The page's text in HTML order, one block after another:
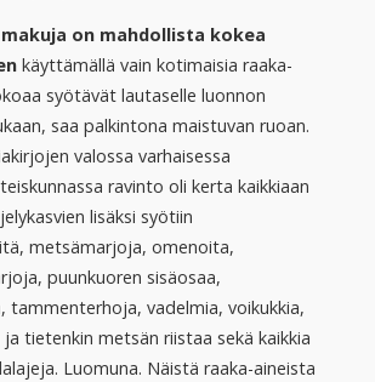
on mahdollista kokea
käyttämällä vain kotimaisia raaka-
syötävät lautaselle luonnon
saa palkintona maistuvan ruoan.
valossa varhaisessa
ravinto oli kerta kaikkiaan
lisäksi syötiin
metsämarjoja, omenoita,
puunkuoren sisäosaa,
tammenterhoja, vadelmia, voikukkia,
tietenkin metsän riistaa sekä kaikkia
Luomuna. Näistä raaka-aineista